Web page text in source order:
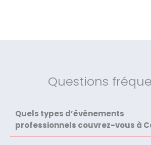
Questions
Quels types d’événements
professionnels couvrez-vous à